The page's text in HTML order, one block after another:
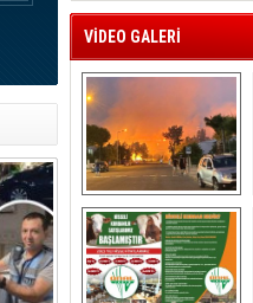
VİDEO GALERİ
Aliağa ‘da  otluk
alanda çıkan
yangın evlere
sıçramadan
söndürüldü